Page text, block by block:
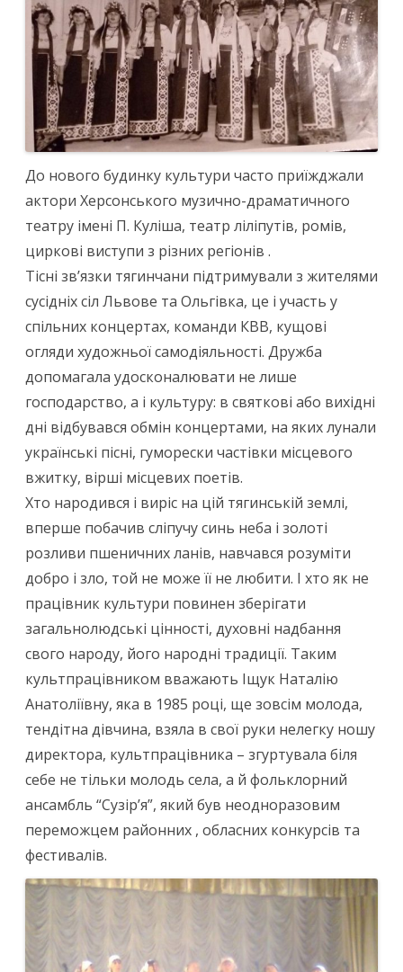
До нового будинку культури часто приїжджали
актори Херсонського музично-драматичного
театру імені П. Куліша, театр ліліпутів, ромів,
циркові виступи з різних регіонів .
Тісні зв’язки тягинчани підтримували з жителями
сусідніх сіл Львове та Ольгівка, це і участь у
спільних концертах, команди КВВ, кущові
огляди художньої самодіяльності. Дружба
допомагала удосконалювати не лише
господарство, а і культуру: в святкові або вихідні
дні відбувався обмін концертами, на яких лунали
українські пісні, гуморески частівки місцевого
вжитку, вірші місцевих поетів.
Хто народився і виріс на цій тягинській землі,
вперше побачив сліпучу синь неба і золоті
розливи пшеничних ланів, навчався розуміти
добро і зло, той не може її не любити. І хто як не
працівник культури повинен зберігати
загальнолюдські цінності, духовні надбання
свого народу, його народні традиції. Таким
культпрацівником вважають Іщук Наталію
Анатоліївну, яка в 1985 році, ще зовсім молода,
тендітна дівчина, взяла в свої руки нелегку ношу
директора, культпрацівника – згуртувала біля
себе не тільки молодь села, а й фольклорний
ансамбль “Сузір’я”, який був неодноразовим
переможцем районних , обласних конкурсів та
фестивалів.